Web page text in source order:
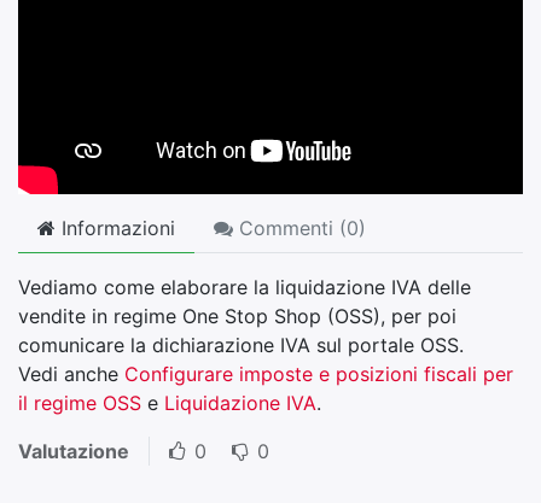
Informazioni Commenti (0)
Vediamo come elaborare la liquidazione IVA delle
vendite in regime One Stop Shop (OSS), per poi
comunicare la dichiarazione IVA sul portale OSS.
Vedi anche Configurare imposte e posizioni fiscali per
il regime OSS e Liquidazione IVA.
Valutazione
0 0